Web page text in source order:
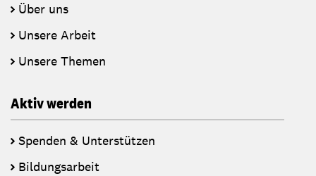
Über uns
Unsere Arbeit
Unsere Themen
Aktiv werden
Spenden & Unterstützen
Bildungsarbeit